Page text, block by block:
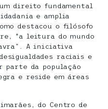
direito fundamental
e amplia
destacou o filósofo
“a leitura do mundo
A iniciativa
raciais e
parte da população
e reside em áreas
do Centro de